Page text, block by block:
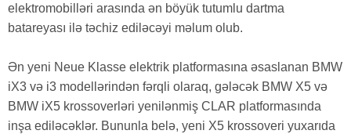
elektromobilləri arasında ən böyük tutumlu dartma
batareyası ilə təchiz ediləcəyi məlum olub.
Ən yeni Neue Klasse elektrik platformasına əsaslanan BMW
iX3 və i3 modellərindən fərqli olaraq, gələcək BMW X5 və
BMW iX5 krossoverləri yenilənmiş CLAR platformasında
inşa ediləcəklər. Bununla belə, yeni X5 krossoveri yuxarıda